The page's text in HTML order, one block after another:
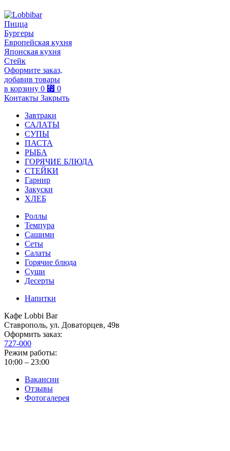
Пицца
Бургеры
Европейская кухня
Японская кухня
Стейк
Оформите заказ,
добавив товары
в корзину 0 ⃏ 0
Контакты Закрыть
Завтраки
САЛАТЫ
СУПЫ
ПАСТА
РЫБА
ГОРЯЧИЕ БЛЮДА
СТЕЙКИ
Гарнир
Закуски
ХЛЕБ
Роллы
Темпура
Сашими
Сеты
Салаты
Горячие блюда
Суши
Десерты
Напитки
Кафе Lobbi Bar
Ставрополь, ул. Доваторцев, 49в
Оформить заказ:
727-000
Режим работы:
10:00 – 23:00
Вакансии
Отзывы
Фотогалерея